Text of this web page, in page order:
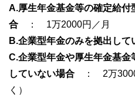
A.厚生年金基金等の確定給
合 ： 1万2000円／月
B.企業型年金のみを拠出して
C.企業型年金や厚生年金基金
していない場合 ： 2万3000
く）